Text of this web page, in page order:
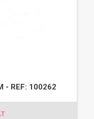
- REF: 100262